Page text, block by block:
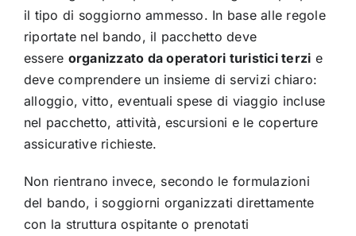
il tipo di soggiorno ammesso. In base alle regole
riportate nel bando, il pacchetto deve
essere organizzato da operatori turistici terzi e
deve comprendere un insieme di servizi chiaro:
alloggio, vitto, eventuali spese di viaggio incluse
nel pacchetto, attività, escursioni e le coperture
assicurative richieste.
Non rientrano invece, secondo le formulazioni
del bando, i soggiorni organizzati direttamente
con la struttura ospitante o prenotati